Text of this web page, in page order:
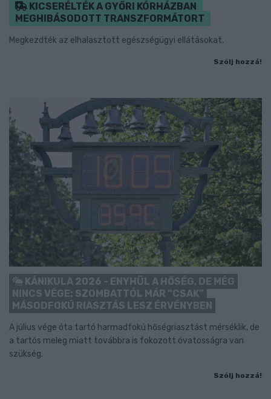
KICSERÉLTÉK A GYŐRI KÓRHÁZBAN
MEGHIBÁSODOTT TRANSZFORMÁTORT
Megkezdték az elhalasztott egészségügyi ellátásokat.
Szólj hozzá!
KÁNIKULA 2026 - ENYHÜL A HŐSÉG, DE MÉG
NINCS VÉGE: SZOMBATTÓL MÁR “CSAK”
MÁSODFOKÚ RIASZTÁS LESZ ÉRVÉNYBEN
A július vége óta tartó harmadfokú hőségriasztást mérséklik, de
a tartós meleg miatt továbbra is fokozott óvatosságra van
szükség.
Szólj hozzá!